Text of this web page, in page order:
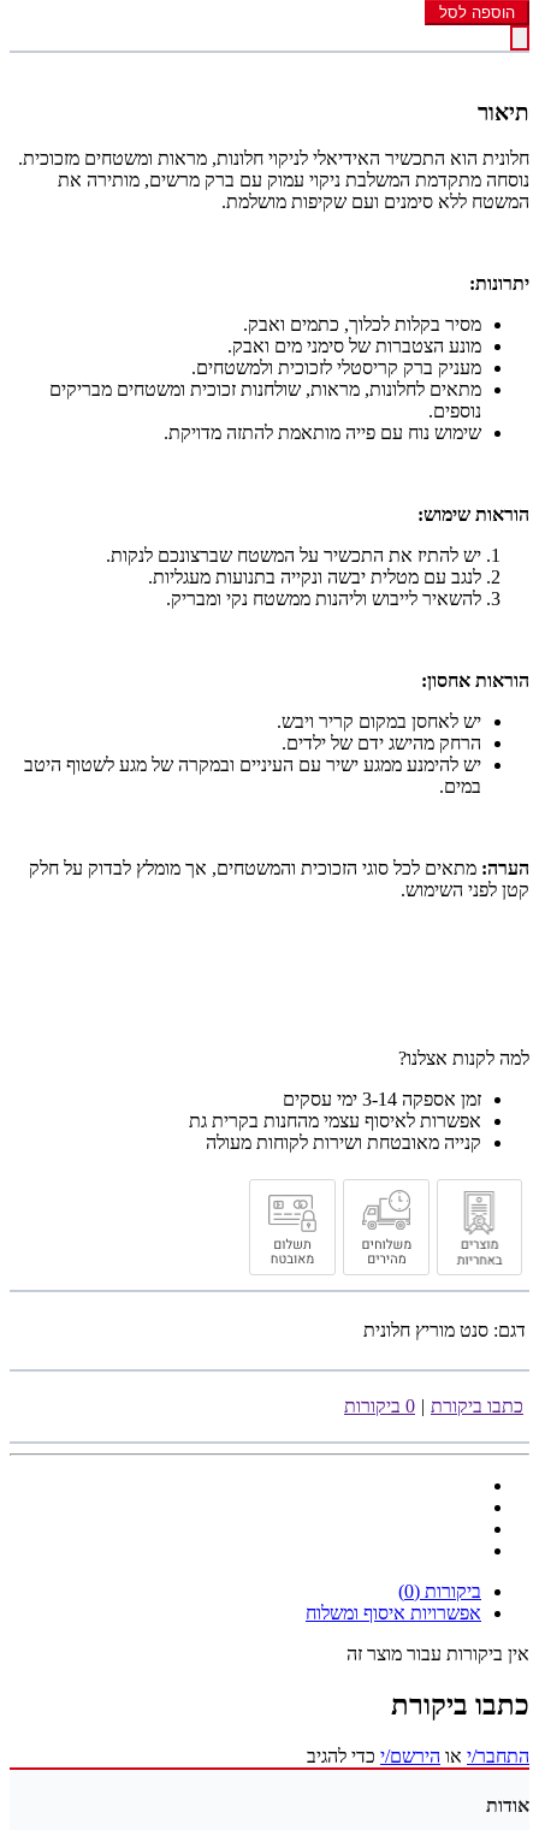
הוספה לסל
תיאור
חלונית הוא התכשיר האידיאלי לניקוי חלונות, מראות ומשטחים מזכוכית.
נוסחה מתקדמת המשלבת ניקוי עמוק עם ברק מרשים, מותירה את
המשטח ללא סימנים ועם שקיפות מושלמת.
יתרונות:
מסיר בקלות לכלוך, כתמים ואבק.
מונע הצטברות של סימני מים ואבק.
מעניק ברק קריסטלי לזכוכית ולמשטחים.
מתאים לחלונות, מראות, שולחנות זכוכית ומשטחים מבריקים
נוספים.
שימוש נוח עם פייה מותאמת להתזה מדויקת.
הוראות שימוש:
יש להתיז את התכשיר על המשטח שברצונכם לנקות.
לנגב עם מטלית יבשה ונקייה בתנועות מעגליות.
להשאיר לייבוש וליהנות ממשטח נקי ומבריק.
הוראות אחסון:
יש לאחסן במקום קריר ויבש.
הרחק מהישג ידם של ילדים.
יש להימנע ממגע ישיר עם העיניים ובמקרה של מגע לשטוף היטב
במים.
הערה: מתאים לכל סוגי הזכוכית והמשטחים, אך מומלץ לבדוק על חלק
קטן לפני השימוש.
למה לקנות אצלנו?
זמן אספקה 3-14 ימי עסקים
אפשרות לאיסוף עצמי מהחנות בקרית גת
קנייה מאובטחת ושירות לקוחות מעולה
דגם: סנט מוריץ חלונית
כתבו ביקורת | 0 ביקורות
ביקורות (0)
אפשרויות איסוף ומשלוח
אין ביקורות עבור מוצר זה
כתבו ביקורת
התחבר/י או הירשם/י כדי להגיב
אודות